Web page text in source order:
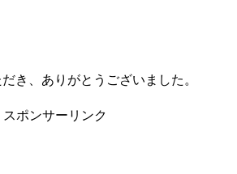
き、ありがとうございました。
スポンサーリンク